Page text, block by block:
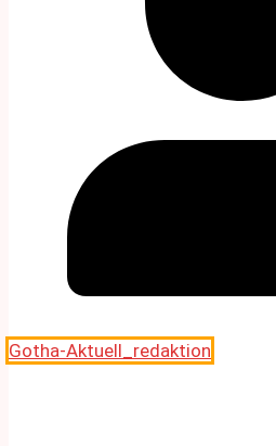
Gotha-Aktuell_redaktion